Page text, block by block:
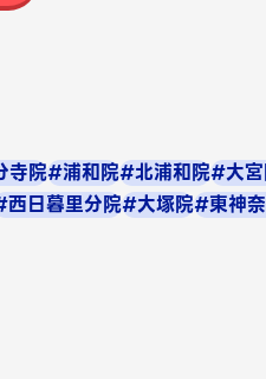
寺院#浦和院#北浦和院#大
日暮里分院#大塚院#東神